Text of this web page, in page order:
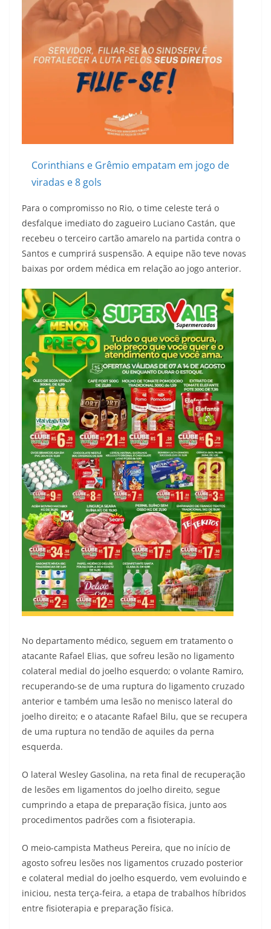
Corinthians e Grêmio empatam em jogo de
viradas e 8 gols
Para o compromisso no Rio, o time celeste terá o
desfalque imediato do zagueiro Luciano Castán, que
recebeu o terceiro cartão amarelo na partida contra o
Santos e cumprirá suspensão. A equipe não teve novas
baixas por ordem médica em relação ao jogo anterior.
No departamento médico, seguem em tratamento o
atacante Rafael Elias, que sofreu lesão no ligamento
colateral medial do joelho esquerdo; o volante Ramiro,
recuperando-se de uma ruptura do ligamento cruzado
anterior e também uma lesão no menisco lateral do
joelho direito; e o atacante Rafael Bilu, que se recupera
de uma ruptura no tendão de aquiles da perna
esquerda.
O lateral Wesley Gasolina, na reta final de recuperação
de lesões em ligamentos do joelho direito, segue
cumprindo a etapa de preparação física, junto aos
procedimentos padrões com a fisioterapia.
O meio-campista Matheus Pereira, que no início de
agosto sofreu lesões nos ligamentos cruzado posterior
e colateral medial do joelho esquerdo, vem evoluindo e
iniciou, nesta terça-feira, a etapa de trabalhos híbridos
entre fisioterapia e preparação física.